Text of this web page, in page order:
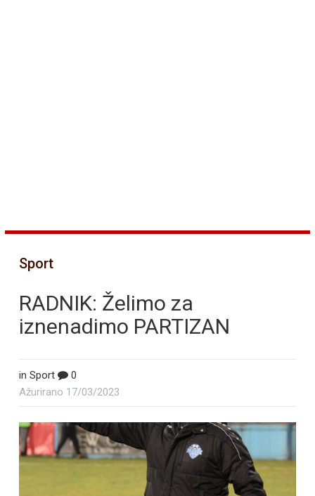
Sport
RADNIK: Želimo za
iznenadimo PARTIZAN
in Sport
0
Ažurirano 17/03/2023